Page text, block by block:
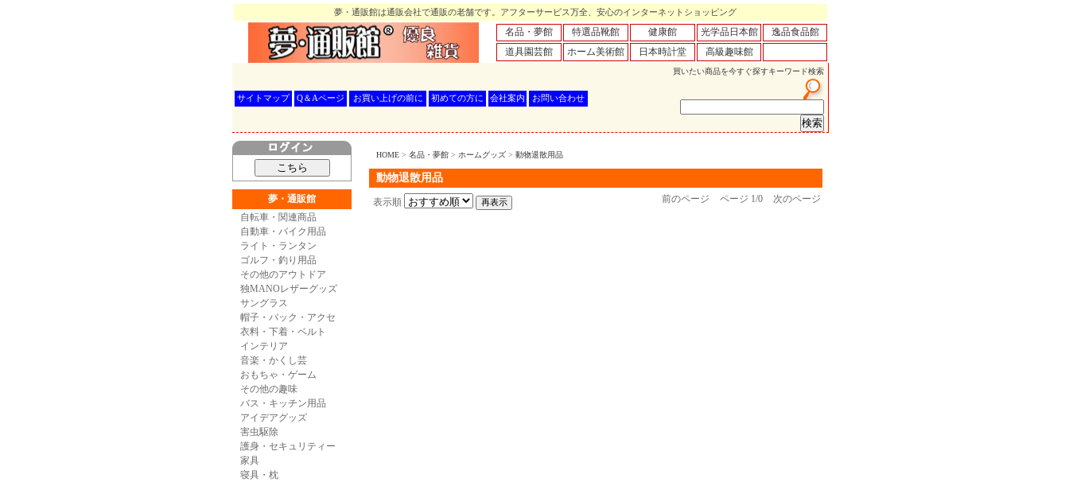
夢・通販館は通販会社で通販の老舗です。アフターサービス万全、安心のインターネットショッピング
名品・夢館 特選品靴館 健康館 光学品日本館
逸品食品館
道具園芸館
ホーム美術館 日本時計堂 高級趣味館
サイトマップ Q＆Aページ お買い上げの前に 初めての方に 会社案内 お問い合わせ
買いたい商品を今すぐ探すキーワード検索
HOME > 名品・夢館 > ホームグッズ > 動物退散用品
動物退散用品
表示順 前のページ ページ 1/0 次のページ
夢・通販館
自転車・関連商品
自動車・バイク用品
ライト・ランタン
ゴルフ・釣り用品
その他のアウトドア
独MANOレザーグッズ
サングラス
帽子・バック・アクセ
衣料・下着・ベルト
インテリア
音楽・かくし芸
おもちゃ・ゲーム
その他の趣味
バス・キッチン用品
アイデアグッズ
害虫駆除
護身・セキュリティー
家具
寝具・枕